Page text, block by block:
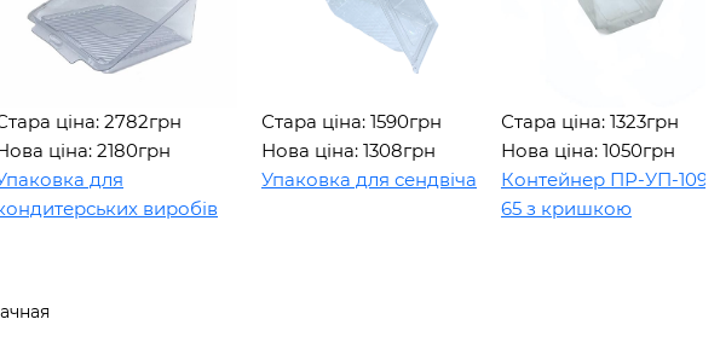
ціна: 2782грн
ціна: 2180грн
для
виробів
Стара ціна: 1590грн
Нова ціна: 1308грн
Упаковка для сендвіча
Стара ціна: 1323грн
Нова ціна: 1050грн
Контейнер ПР-УП-109 х
65 з кришкою